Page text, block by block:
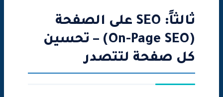
ثالثاً: SEO على الصفحة
(On-Page SEO) – تحسين
كل صفحة لتتصدر